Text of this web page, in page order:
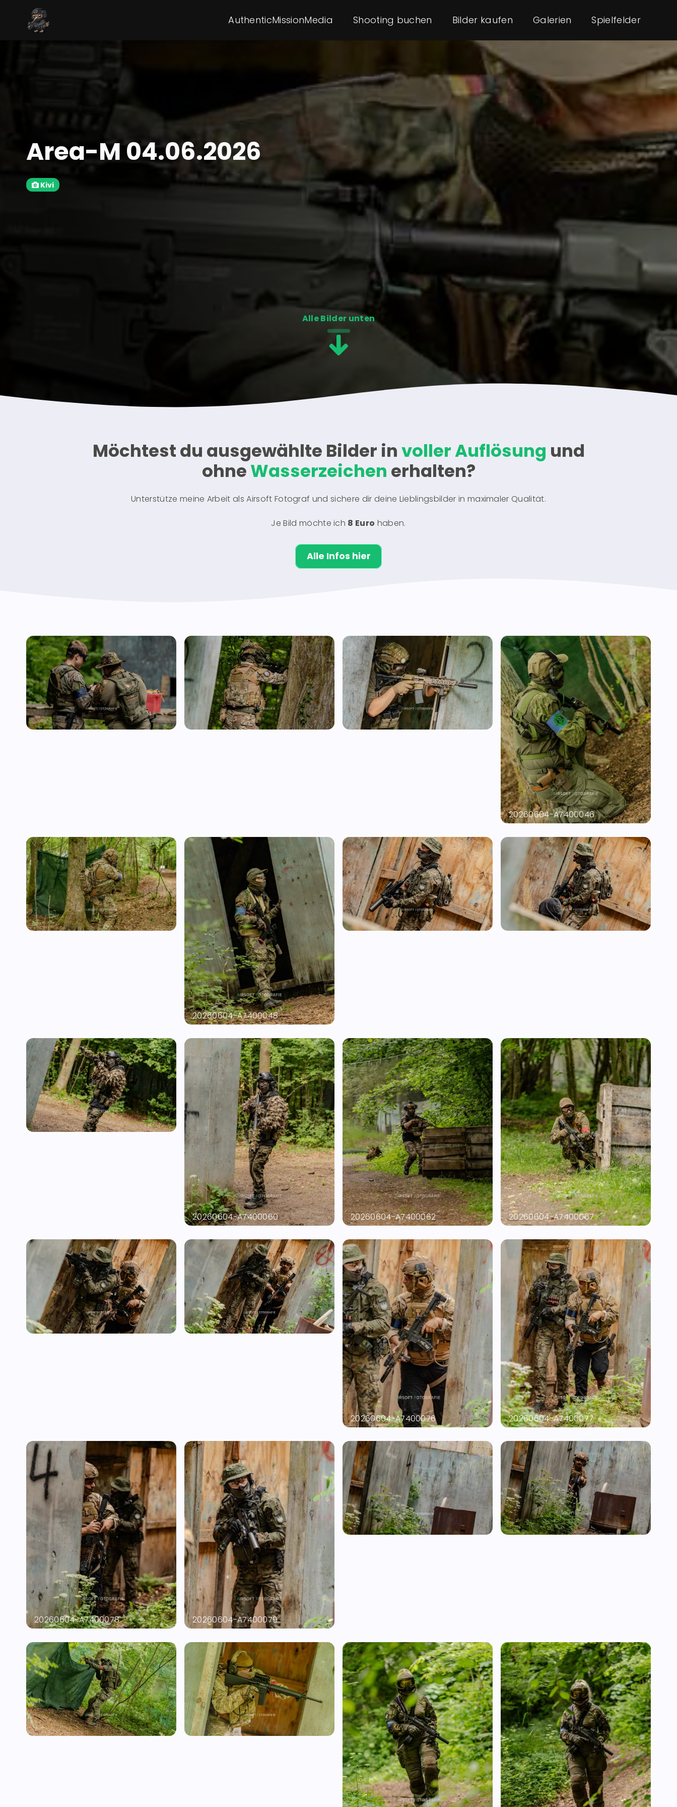
AuthenticMissionMedia Shooting buchen Bilder kaufen Galerien Spielfelder
Area-M 04.06.2026
Kivi
Alle Bilder unten
Möchtest du ausgewählte Bilder involler Auflösung und
ohneWasserzeichen erhalten?
Unterstütze meine Arbeit als Airsoft Fotograf und sichere dir deine Lieblingsbilder in maximaler Qualität.
Je Bild möchte ich 8 Euro haben.
Alle Infos hier
20260604-A7400046
20260604-A7400048
20260604-A7400060 20260604-A7400062 20260604-A7400067
20260604-A7400076 20260604-A7400077
20260604-A7400078 20260604-A7400079